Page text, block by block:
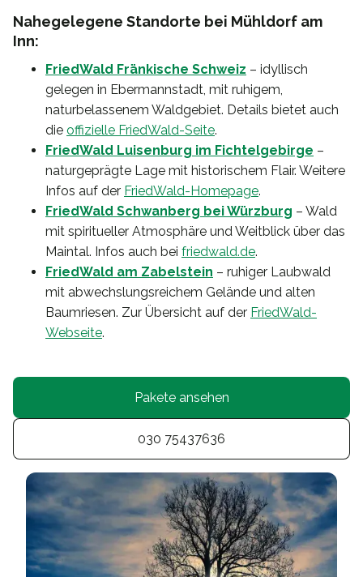
Nahegelegene Standorte bei Mühldorf am
Inn:
FriedWald Fränkische Schweiz – idyllisch
gelegen in Ebermannstadt, mit ruhigem,
naturbelassenem Waldgebiet. Details bietet auch
die offizielle FriedWald-Seite.
FriedWald Luisenburg im Fichtelgebirge –
naturgeprägte Lage mit historischem Flair. Weitere
Infos auf der FriedWald-Homepage.
FriedWald Schwanberg bei Würzburg – Wald
mit spiritueller Atmosphäre und Weitblick über das
Maintal. Infos auch bei friedwald.de.
FriedWald am Zabelstein – ruhiger Laubwald
mit abwechslungsreichem Gelände und alten
Baumriesen. Zur Übersicht auf der FriedWald-
Webseite.
Pakete ansehen
030 75437636